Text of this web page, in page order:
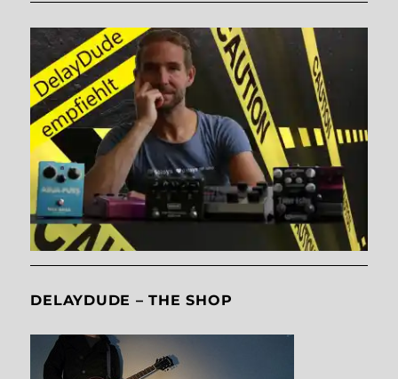
DELAYDUDE – THE SHOP